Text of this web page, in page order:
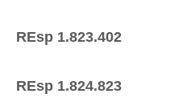
REsp 1.823.402
REsp 1.824.823